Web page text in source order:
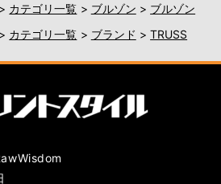
> カテゴリ一覧 > ブルゾン > ブルゾン
> カテゴリ一覧 > ブランド > TRUSS